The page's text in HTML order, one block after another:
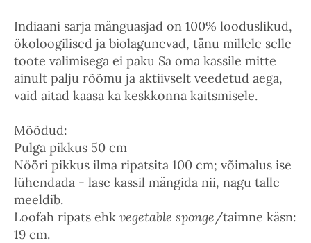
Indiaani sarja mänguasjad on 100% looduslikud,
ökoloogilised ja biolagunevad, tänu millele selle
toote valimisega ei paku Sa oma kassile mitte
ainult palju rõõmu ja aktiivselt veedetud aega,
vaid aitad kaasa ka keskkonna kaitsmisele.
Mõõdud:
Pulga pikkus 50 cm
Nööri pikkus ilma ripatsita 100 cm; võimalus ise
lühendada - lase kassil mängida nii, nagu talle
meeldib.
Loofah ripats ehk vegetable sponge/taimne käsn:
19 cm.